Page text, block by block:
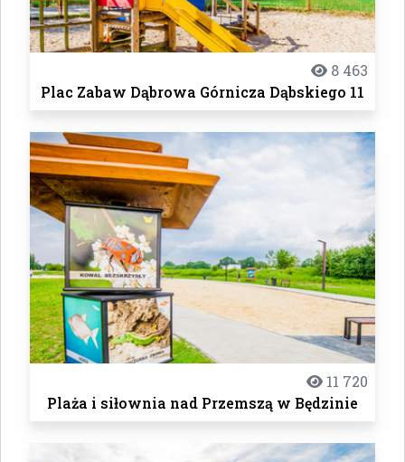
8 463
Plac Zabaw Dąbrowa Górnicza Dąbskiego 11
11 720
Plaża i siłownia nad Przemszą w Będzinie